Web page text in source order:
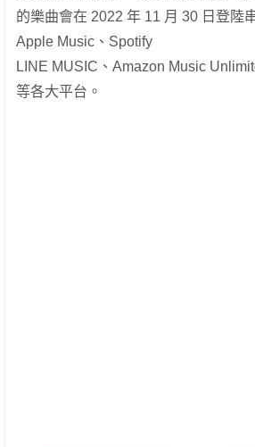
的樂曲會在 2022 年 11 月 30 日登陸
Apple Music、Spotify
LINE MUSIC、Amazon Music
等各大平台。